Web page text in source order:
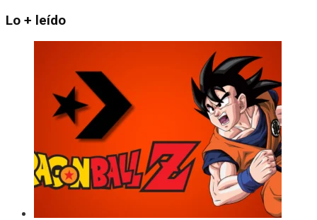
Lo + leído